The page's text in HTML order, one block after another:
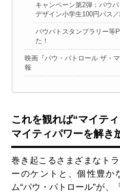
キャンペーン第2弾：パウ
デザイン小学生100円パス
パウパトスタンプラリー等
た！
映画『パウ・パトロール ザ・
報
これを観れば“マイテ
マイティパワーを解き
巻き起こるさまざまなト
ーのケントと、個性豊か
ム“パウ・パトロール”が、